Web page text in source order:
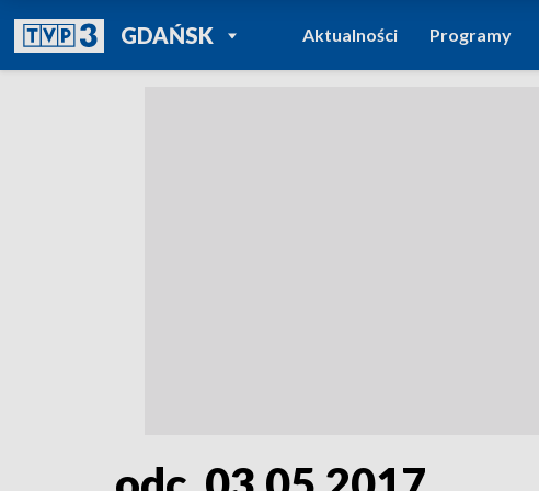
GDAŃSKPOWRÓT DO
TVP REGIONY
Aktualności Programy